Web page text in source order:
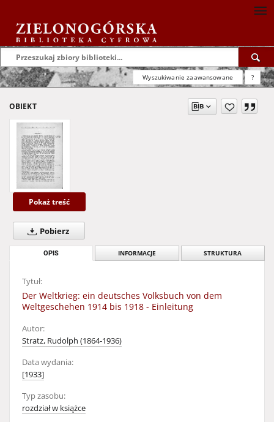
Wyszukiwanie zaawansowane ?
OBIEKT
Pokaż treść
Pobierz
OPIS INFORMACJE STRUKTURA
Tytuł:
Der Weltkrieg: ein deutsches Volksbuch von dem
Weltgeschehen 1914 bis 1918 - Einleitung
Autor:
Stratz, Rudolph (1864-1936)
Data wydania:
[1933]
Typ zasobu:
rozdział w książce